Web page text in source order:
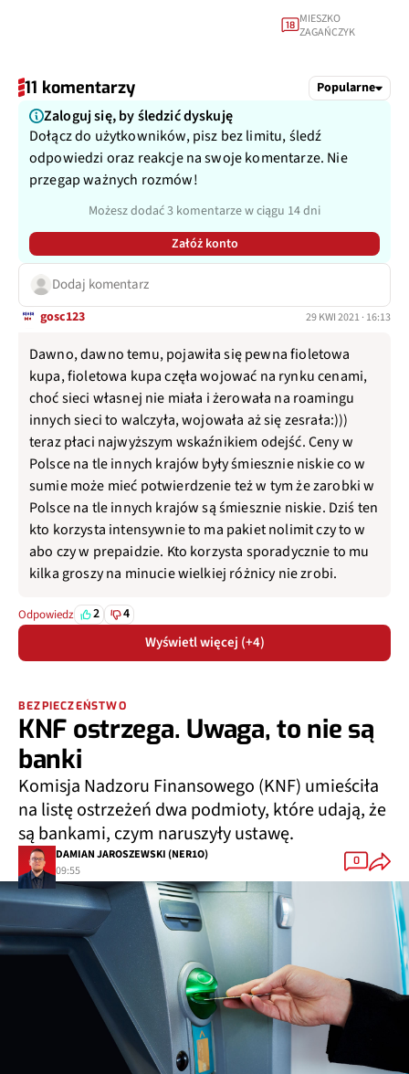
18 MIESZKO
ZAGAŃCZYK
11 komentarzy Popularne
Zaloguj się, by śledzić dyskuję
Dołącz do użytkowników, pisz bez limitu, śledź
odpowiedzi oraz reakcje na swoje komentarze. Nie
przegap ważnych rozmów!
Możesz dodać 3 komentarze w ciągu 14 dni
Załóż konto
Dodaj komentarz
gosc123 29 KWI 2021 · 16:13
Dawno, dawno temu, pojawiła się pewna fioletowa
kupa, fioletowa kupa częła wojować na rynku cenami,
choć sieci własnej nie miała i żerowała na roamingu
innych sieci to walczyła, wojowała aż się zesrała:)))
teraz płaci najwyższym wskaźnikiem odejść. Ceny w
Polsce na tle innych krajów były śmiesznie niskie co w
sumie może mieć potwierdzenie też w tym że zarobki w
Polsce na tle innych krajów są śmiesznie niskie. Dziś ten
kto korzysta intensywnie to ma pakiet nolimit czy to w
abo czy w prepaidzie. Kto korzysta sporadycznie to mu
kilka groszy na minucie wielkiej różnicy nie zrobi.
Odpowiedz 2 4
Wyświetl więcej (+4)
BEZPIECZEŃSTWO
KNF ostrzega. Uwaga, to nie są
banki
Komisja Nadzoru Finansowego (KNF) umieściła
na listę ostrzeżeń dwa podmioty, które udają, że
są bankami, czym naruszyły ustawę.
DAMIAN JAROSZEWSKI (NER1O)
09:55
0